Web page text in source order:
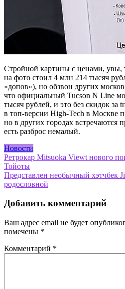
Стройной картины с ценами, увы,
на фото стоил 4 млн 214 тысяч
«допов»), но обзвон других
что официальный Tucson N Line
тысяч рублей, и это без скидок
в топ-версии High-Tech в Москве
но в других городах встречаются
есть разброс немалый.
Новости
Навигация
по
записям
Ретрокар Mitsuoka Viewt нового
Тойоты
Представлен необычный хэтчбек
родословной
Добавить комментарий
Ваш адрес email не будет
помечены *
Комментарий *